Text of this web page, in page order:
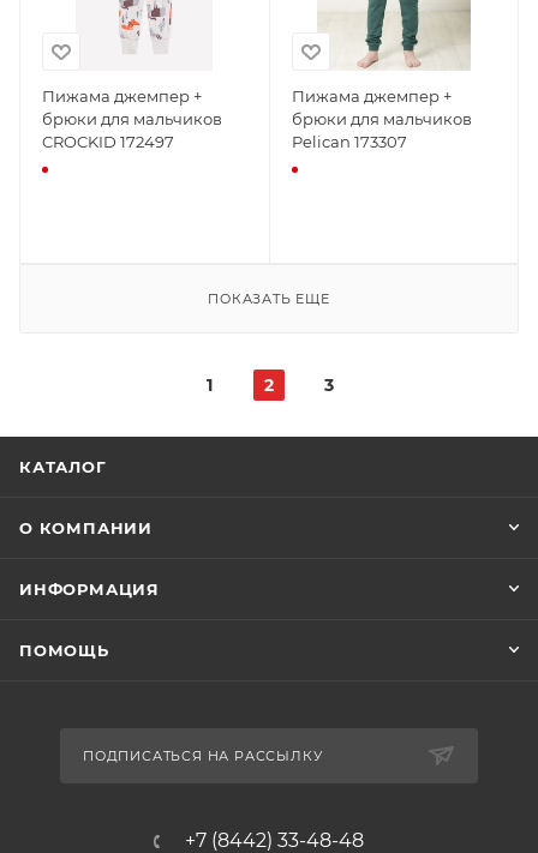
Пижама джемпер +
брюки для мальчиков
CROCKID 172497
Пижама джемпер +
брюки для мальчиков
Pelican 173307
ПОКАЗАТЬ ЕЩЕ
1 2 3
КАТАЛОГ
О КОМПАНИИ
ИНФОРМАЦИЯ
ПОМОЩЬ
ПОДПИСАТЬСЯ НА РАССЫЛКУ
+7 (8442) 33-48-48